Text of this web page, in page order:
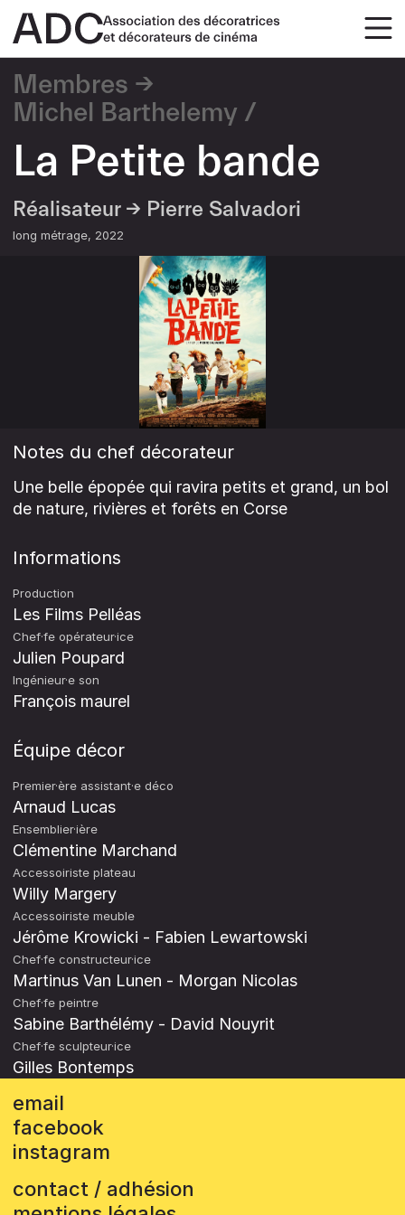
Membres
Michel Barthelemy
La Petite bande
Réalisateur → Pierre Salvadori
long métrage 2022
Notes du chef décorateur
Une belle épopée qui ravira petits et grand, un bol
de nature, rivières et forêts en Corse
Informations
Production
Les Films Pelléas
Chef·fe opérateur·ice
Julien Poupard
Ingénieur·e son
François maurel
Équipe décor
Premier·ère assistant·e déco
Arnaud Lucas
Ensemblier·ière
Clémentine Marchand
Accessoiriste plateau
Willy Margery
Accessoiriste meuble
Jérôme Krowicki - Fabien Lewartowski
Chef·fe constructeur·ice
Martinus Van Lunen - Morgan Nicolas
Chef·fe peintre
Sabine Barthélémy - David Nouyrit
Chef·fe sculpteur·ice
Gilles Bontemps
email
facebook
instagram
contact / adhésion